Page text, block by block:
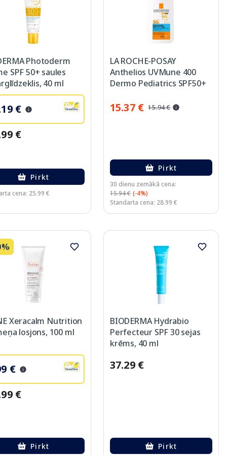
Photoderm
SPF 50+ saules
40 ml
€
€
Pirkt
cena: 25.99 €
LA ROCHE-POSAY
Anthelios UVMune 400
Dermo Pediatrics SPF50+
15.37 € 15.94 €
Pirkt
30 dienu zemākā cena:
15.94 € (-4%)
Standarta cena: 28.99 €
Xeracalm Nutrition
losjons, 100 ml
€
€
Pirkt
BIODERMA Hydrabio
Perfecteur SPF 30 sejas
krēms, 40 ml
37.29 €
Pirkt